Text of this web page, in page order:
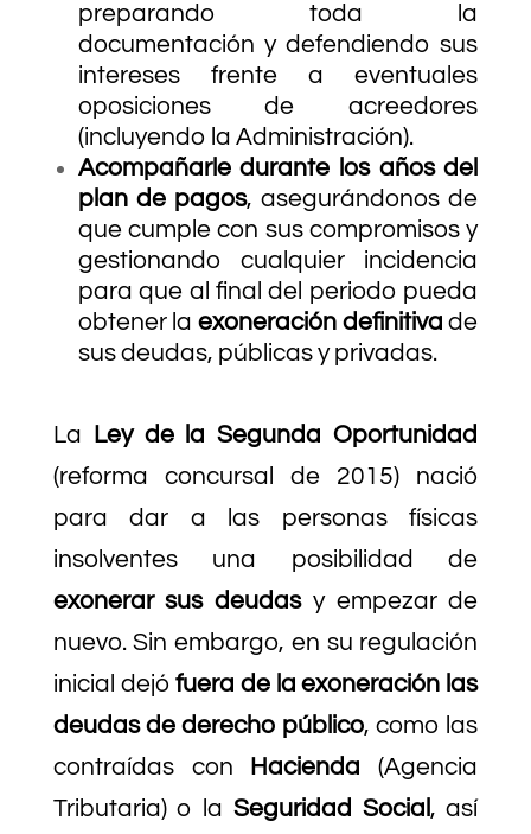
preparando toda la
documentación y defendiendo sus
intereses frente a eventuales
oposiciones de acreedores
(incluyendo la Administración).
Acompañarle durante los años del
plan de pagos, asegurándonos de
que cumple con sus compromisos y
gestionando cualquier incidencia
para que al final del periodo pueda
obtener la exoneración definitiva de
sus deudas, públicas y privadas.
La
Ley de la Segunda Oportunidad
(reforma concursal de 2015) nació
para dar a las personas físicas
insolventes una posibilidad de
exonerar sus deudasy empezar de
nuevo. Sin embargo, en su regulación
inicial dejófuera de la exoneración las
deudas de derecho público, como las
contraídas con
Hacienda (Agencia
Tributaria) o la Seguridad Social , así